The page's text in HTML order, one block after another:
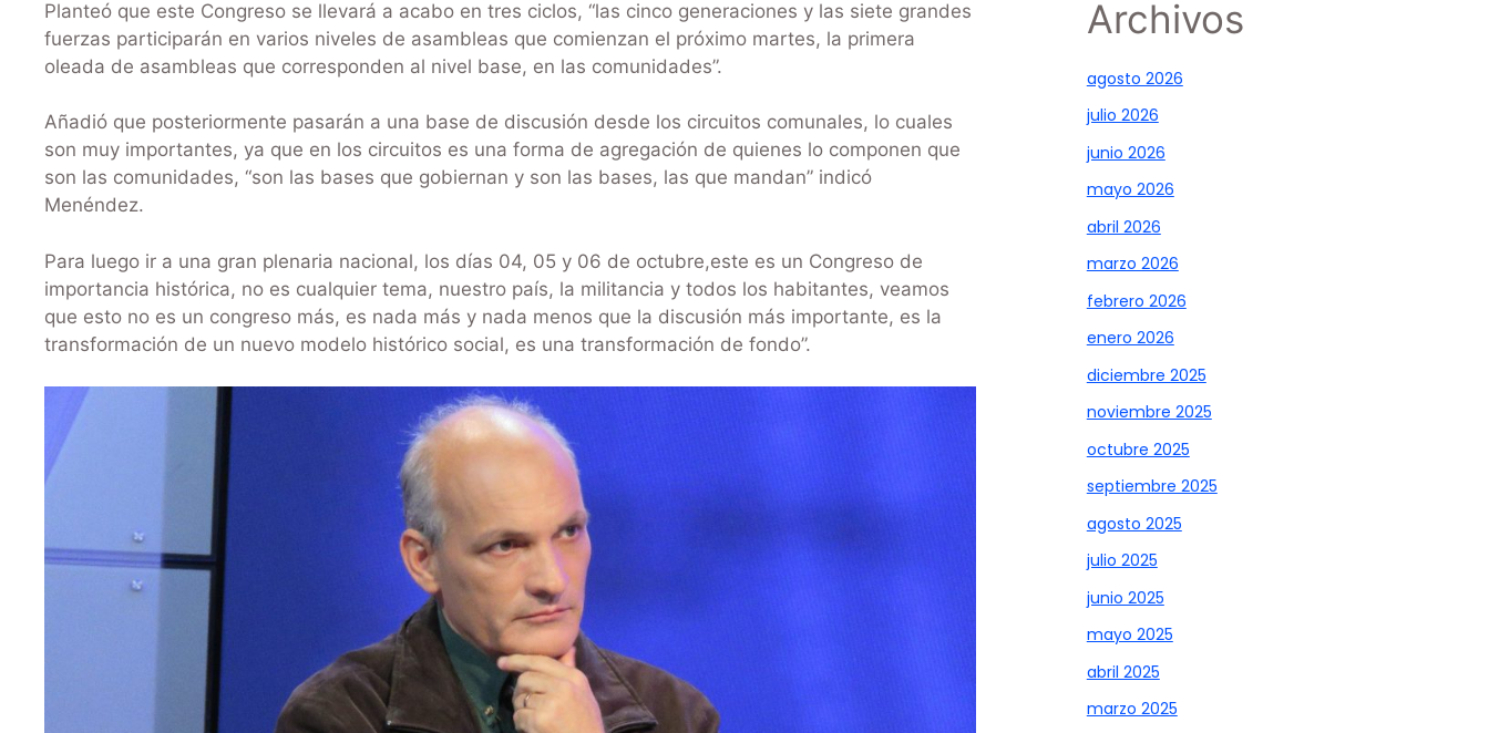
Planteó que este Congreso se llevará a acabo en tres ciclos, “las cinco generaciones y las siete grandes
fuerzas participarán en varios niveles de asambleas que comienzan el próximo martes, la primera
oleada de asambleas que corresponden al nivel base, en las comunidades”.
Añadió que posteriormente pasarán a una base de discusión desde los circuitos comunales, lo cuales
son muy importantes, ya que en los circuitos es una forma de agregación de quienes lo componen que
son las comunidades, “son las bases que gobiernan y son las bases, las que mandan” indicó
Menéndez.
Para luego ir a una gran plenaria nacional, los días 04, 05 y 06 de octubre,este es un Congreso de
importancia histórica, no es cualquier tema, nuestro país, la militancia y todos los habitantes, veamos
que esto no es un congreso más, es nada más y nada menos que la discusión más importante, es la
transformación de un nuevo modelo histórico social, es una transformación de fondo”.
Archivos
agosto 2026
julio 2026
junio 2026
mayo 2026
abril 2026
marzo 2026
febrero 2026
enero 2026
diciembre 2025
noviembre 2025
octubre 2025
septiembre 2025
agosto 2025
julio 2025
junio 2025
mayo 2025
abril 2025
marzo 2025